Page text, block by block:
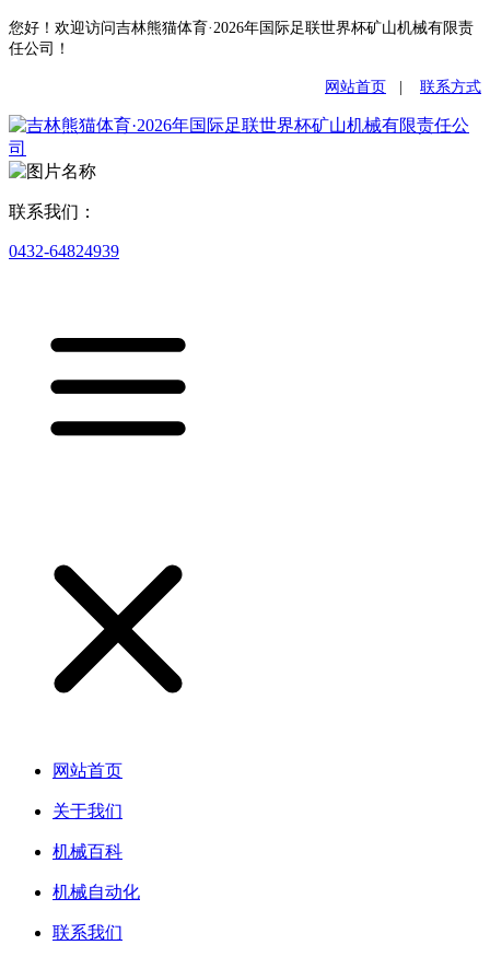
您好！欢迎访问吉林熊猫体育·2026年国际足联世界杯矿山机械有限责
任公司！
网站首页 联系方式
联系我们：
0432-64824939
网站首页
关于我们
机械百科
机械自动化
联系我们